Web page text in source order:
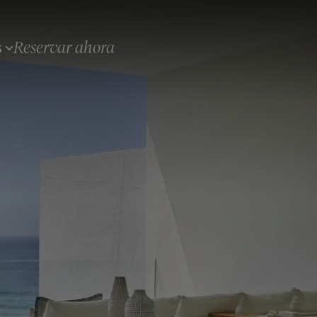
Reservar ahora